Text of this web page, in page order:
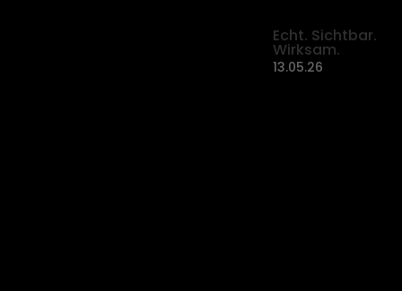
Echt. Sichtbar.
Wirksam.
13.05.26